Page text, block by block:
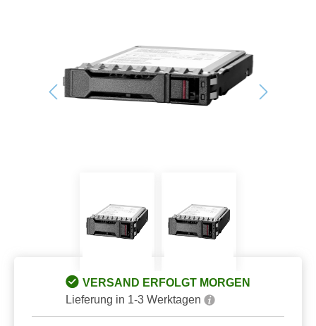
VERSAND ERFOLGT MORGEN
Lieferung in 1-3 Werktagen